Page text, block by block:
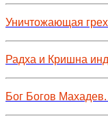
Уничтожающая
Радха и Кришна
Бог Богов